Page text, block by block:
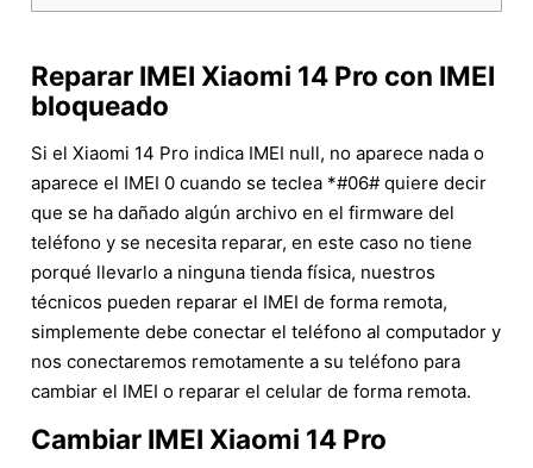
Reparar IMEI Xiaomi 14 Pro con IMEI
bloqueado
Si el Xiaomi 14 Pro indica IMEI null, no aparece nada o
aparece el IMEI 0 cuando se teclea *#06# quiere decir
que se ha dañado algún archivo en el firmware del
teléfono y se necesita reparar, en este caso no tiene
porqué llevarlo a ninguna tienda física, nuestros
técnicos pueden reparar el IMEI de forma remota,
simplemente debe conectar el teléfono al computador y
nos conectaremos remotamente a su teléfono para
cambiar el IMEI o reparar el celular de forma remota.
Cambiar IMEI Xiaomi 14 Pro